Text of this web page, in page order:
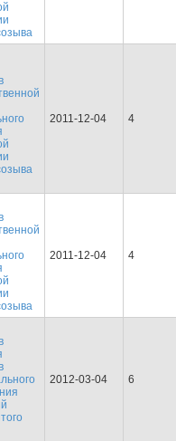
2011-12-04 4
2011-12-04 4
2012-03-04 6